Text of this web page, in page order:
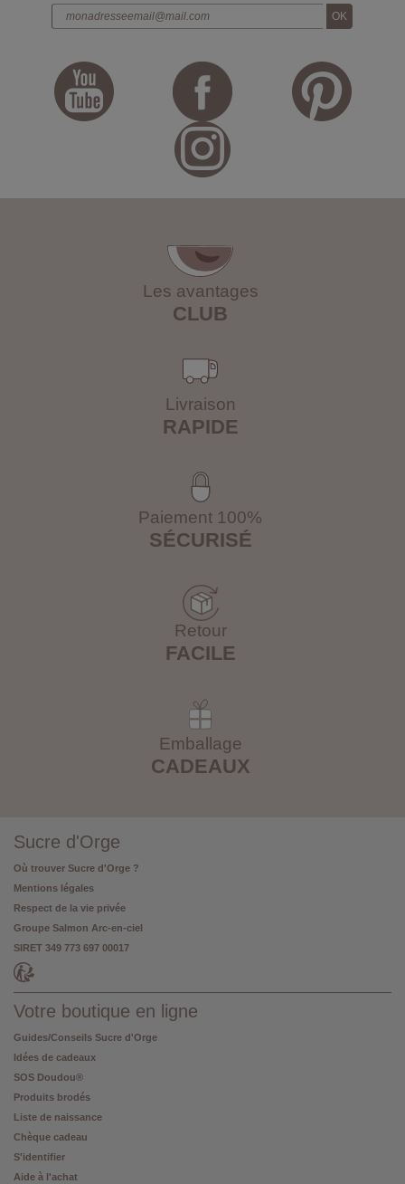
Les avantages
CLUB
Livraison
RAPIDE
Paiement 100%
SÉCURISÉ
Retour
FACILE
Emballage
CADEAUX
Sucre d'Orge
Où trouver Sucre d'Orge ?
Mentions légales
Respect de la vie privée
Groupe Salmon Arc-en-ciel
SIRET 349 773 697 00017
Votre boutique en ligne
Guides/Conseils Sucre d'Orge
Idées de cadeaux
SOS Doudou®
Produits brodés
Liste de naissance
Chèque cadeau
S'identifier
Aide à l'achat